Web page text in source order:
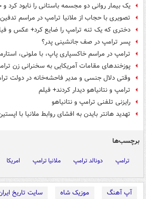
یک بیمار روانی دو مجسمه باستانی را نابود کرد و
تصویری با حجاب از ملانیا ترامپ در مراسم
دختری که یک تنه ترامپ را ضایع کرد+ عکس و
پسر ترامپ در صف جانشینی پدر؟
ترامپ در مراسم خاکسپاری پاپ، با ملونی،
پوزخندهای مقامات آمریکایی به سخنرانی زن
وقتی دلال جنسی و مدیر فاحشه‌خانه در دولت
ترامپ و نتانیاهو دیدار کردند+ فیلم
رایزنی تلفنی ترامپ و نتانیاهو
تهدید هانتر بایدن به افشای روابط ملانیا با
برچسب‌ها
ترامپ دونالد ترامپ ملانیا ترامپ امریکا
آپ آهنگ موزیک شاه
سایت تاریخ